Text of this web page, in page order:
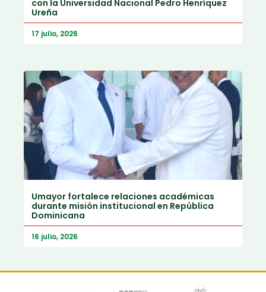
con la Universidad Nacional Pedro Henríquez
Ureña
17 julio, 2026
Umayor fortalece relaciones académicas
durante misión institucional en República
Dominicana
16 julio, 2026